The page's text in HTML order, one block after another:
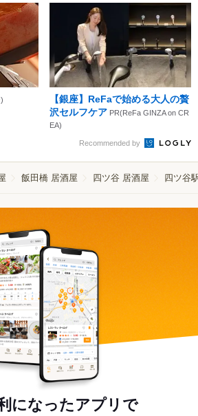
【銀座】ReFaで始める大人の贅
沢セルフケア PR(ReFa GINZA on CR
EA)
Recommended by
飯田橋 居酒屋 四ツ谷 居酒屋 四ツ谷
になったアプリで